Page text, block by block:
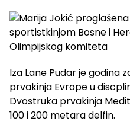
Iza Lane Pudar je godina
prvakinja Evrope u
Dvostruka prvakinja
100 i 200 metara delfin.